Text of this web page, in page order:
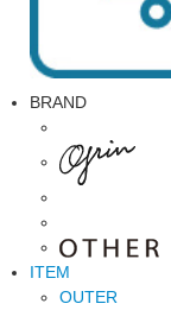
BRAND
ITEM
OUTER